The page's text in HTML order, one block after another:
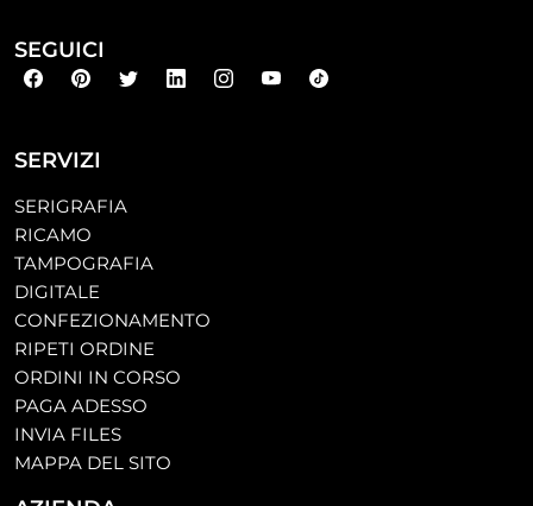
SERVIZI
SERIGRAFIA
RICAMO
TAMPOGRAFIA
DIGITALE
CONFEZIONAMENTO
RIPETI ORDINE
ORDINI IN CORSO
PAGA ADESSO
INVIA FILES
MAPPA DEL SITO
SEGUICI